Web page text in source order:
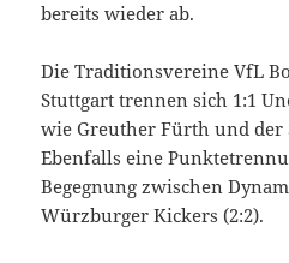
bereits wieder ab.
Die Traditionsvereine VfL
Stuttgart trennen sich 1:1
wie Greuther Fürth und der
Ebenfalls eine
Begegnung zwischen
Würzburger Kickers (2:2).